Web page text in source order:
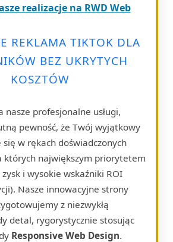
realizacje na RWD Web
REKLAMA TIKTOK DLA
BEZ UKRYTYCH
KOSZTÓW
nasze profesjonalne usługi,
pewność, że Twój wyjątkowy
w rękach doświadczonych
których największym priorytetem
i wysokie wskaźniki ROI
Nasze innowacyjne strony
z niezwykłą
detal, rygorystycznie stosując
Responsive Web Design.